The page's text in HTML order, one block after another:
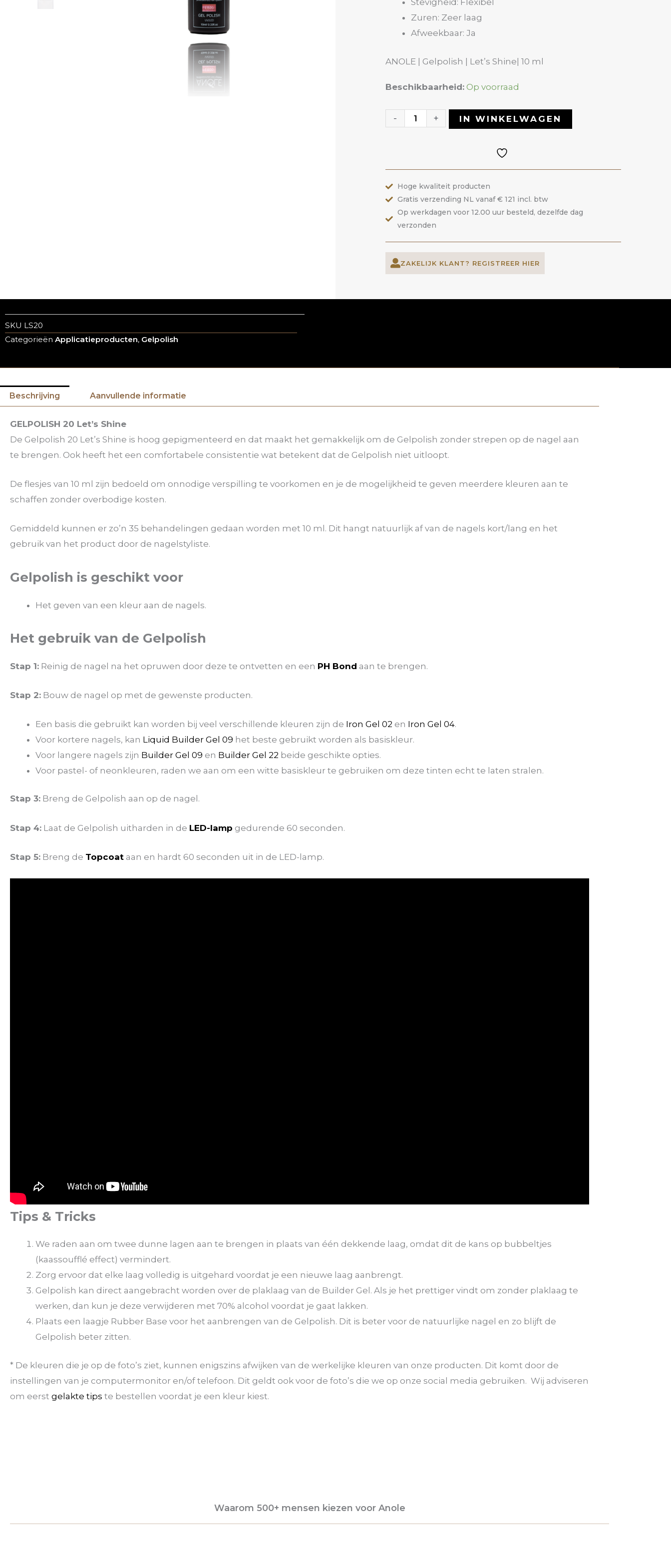
Stevigheid: Flexibel
Zuren: Zeer laag
Afweekbaar: Ja
ANOLE | Gelpolish | Let’s Shine| 10 ml
Beschikbaarheid: Op voorraad
-
Gelpolish
Let's
+ IN WINKELWAGEN
Hoge kwaliteit producten
Gratis verzending NL vanaf € 121 incl. btw
Op werkdagen voor 12.00 uur besteld, dezelfde dag
verzonden
ZAKELIJK KLANT? REGISTREER HIER
SKU LS20
Categorieën Applicatieproducten, Gelpolish
Beschrijving Aanvullende informatie
GELPOLISH 20 Let’s Shine
De Gelpolish 20 Let’s Shine is hoog gepigmenteerd en dat maakt het gemakkelijk om de Gelpolish zonder strepen op de nagel aan
te brengen. Ook heeft het een comfortabele consistentie wat betekent dat de Gelpolish niet uitloopt.
De flesjes van 10 ml zijn bedoeld om onnodige verspilling te voorkomen en je de mogelijkheid te geven meerdere kleuren aan te
schaffen zonder overbodige kosten.
Gemiddeld kunnen er zo’n 35 behandelingen gedaan worden met 10 ml. Dit hangt natuurlijk af van de nagels kort/lang en het
gebruik van het product door de nagelstyliste.
Gelpolish is geschikt voor
Het geven van een kleur aan de nagels.
Het gebruik van de Gelpolish
Stap 1: Reinig de nagel na het opruwen door deze te ontvetten en een PH Bond aan te brengen.
Stap 2: Bouw de nagel op met de gewenste producten.
Een basis die gebruikt kan worden bij veel verschillende kleuren zijn de Iron Gel 02 en Iron Gel 04.
Voor kortere nagels, kan Liquid Builder Gel 09 het beste gebruikt worden als basiskleur.
Voor langere nagels zijn Builder Gel 09 en Builder Gel 22 beide geschikte opties.
Voor pastel- of neonkleuren, raden we aan om een witte basiskleur te gebruiken om deze tinten echt te laten stralen.
Stap 3: Breng de Gelpolish aan op de nagel.
Stap 4: Laat de Gelpolish uitharden in de LED-lamp gedurende 60 seconden.
Stap 5: Breng de Topcoat aan en hardt 60 seconden uit in de LED-lamp.
Tips & Tricks
We raden aan om twee dunne lagen aan te brengen in plaats van één dekkende laag, omdat dit de kans op bubbeltjes
(kaassoufflé effect) vermindert.
Zorg ervoor dat elke laag volledig is uitgehard voordat je een nieuwe laag aanbrengt.
Gelpolish kan direct aangebracht worden over de plaklaag van de Builder Gel. Als je het prettiger vindt om zonder plaklaag te
werken, dan kun je deze verwijderen met 70% alcohol voordat je gaat lakken.
Plaats een laagje Rubber Base voor het aanbrengen van de Gelpolish. Dit is beter voor de natuurlijke nagel en zo blijft de
Gelpolish beter zitten.
* De kleuren die je op de foto’s ziet, kunnen enigszins afwijken van de werkelijke kleuren van onze producten. Dit komt door de
instellingen van je computermonitor en/of telefoon. Dit geldt ook voor de foto’s die we op onze social media gebruiken. Wij adviseren
om eerst gelakte tips te bestellen voordat je een kleur kiest.
Waarom 500+ mensen kiezen voor Anole